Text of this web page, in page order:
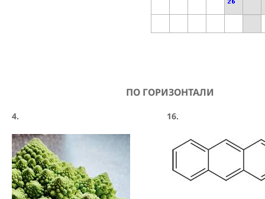
ПО ГОРИЗОНТАЛИ
4. 16.